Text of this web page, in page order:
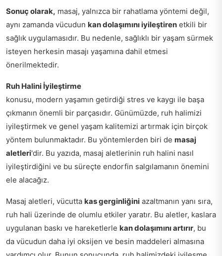
Sonuç olarak, masaj, yalnızca bir rahatlama yöntemi değil,
aynı zamanda vücudun kan dolaşımını iyileştiren etkili bir
sağlık uygulamasıdır. Bu nedenle, sağlıklı bir yaşam sürmek
isteyen herkesin masajı yaşamına dahil etmesi
önerilmektedir.
Ruh Halini İyileştirme
konusu, modern yaşamın getirdiği stres ve kaygı ile başa
çıkmanın önemli bir parçasıdır. Günümüzde, ruh halimizi
iyileştirmek ve genel yaşam kalitemizi artırmak için birçok
yöntem bulunmaktadır. Bu yöntemlerden biri de masaj
aletleri'dir. Bu yazıda, masaj aletlerinin ruh halini nasıl
iyileştirdiğini ve bu süreçte endorfin salgılamanın önemini
ele alacağız.
Masaj aletleri, vücutta kas gerginliğini azaltmanın yanı sıra,
ruh hali üzerinde de olumlu etkiler yaratır. Bu aletler, kaslara
uygulanan baskı ve hareketlerle kan dolaşımını artırır, bu
da vücudun daha iyi oksijen ve besin maddeleri almasına